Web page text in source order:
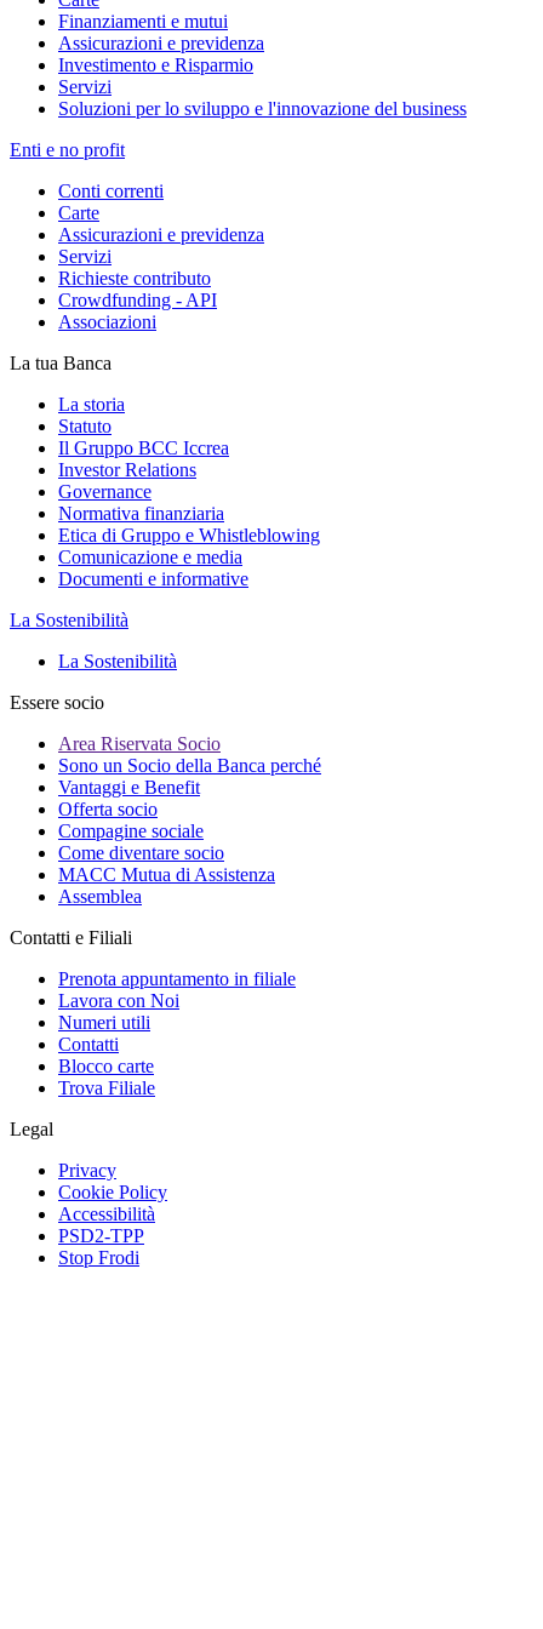
Finanziamenti e mutui
Assicurazioni e previdenza
Investimento e Risparmio
Servizi
Soluzioni per lo sviluppo e l'innovazione del business
Enti e no profit
Conti correnti
Carte
Assicurazioni e previdenza
Servizi
Richieste contributo
Crowdfunding - API
Associazioni
La tua Banca
La storia
Statuto
Il Gruppo BCC Iccrea
Investor Relations
Governance
Normativa finanziaria
Etica di Gruppo e Whistleblowing
Comunicazione e media
Documenti e informative
La Sostenibilità
La Sostenibilità
Essere socio
Area Riservata Socio
Sono un Socio della Banca perché
Vantaggi e Benefit
Offerta socio
Compagine sociale
Come diventare socio
MACC Mutua di Assistenza
Assemblea
Contatti e Filiali
Prenota appuntamento in filiale
Lavora con Noi
Numeri utili
Contatti
Blocco carte
Trova Filiale
Legal
Privacy
Cookie Policy
Accessibilità
PSD2-TPP
Stop Frodi